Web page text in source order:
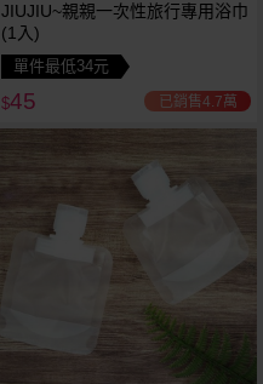
JIUJIU~親親一次性旅行專用浴巾
(1入)
單件最低34元
$45 已銷售4.7萬